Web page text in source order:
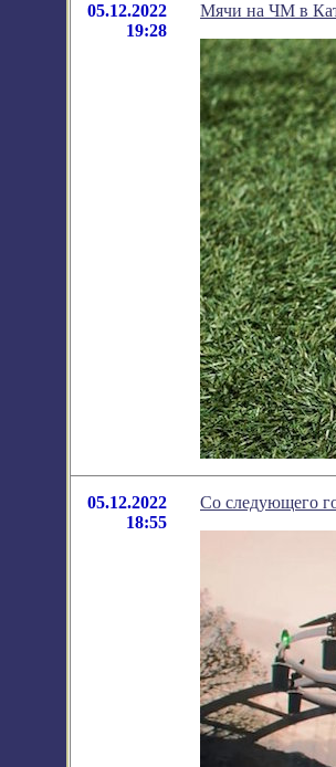
05.12.2022
19:28
Мячи на ЧМ в
05.12.2022
18:55
Со следующего